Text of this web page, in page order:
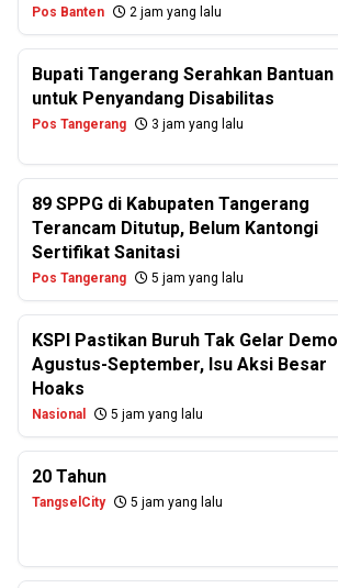
Pos Banten 2 jam yang lalu
Bupati Tangerang Serahkan Bantuan
untuk Penyandang Disabilitas
Pos Tangerang 3 jam yang lalu
89 SPPG di Kabupaten Tangerang
Terancam Ditutup, Belum Kantongi
Sertifikat Sanitasi
Pos Tangerang 5 jam yang lalu
KSPI Pastikan Buruh Tak Gelar Demo
Agustus-September, Isu Aksi Besar
Hoaks
Nasional 5 jam yang lalu
20 Tahun
TangselCity 5 jam yang lalu